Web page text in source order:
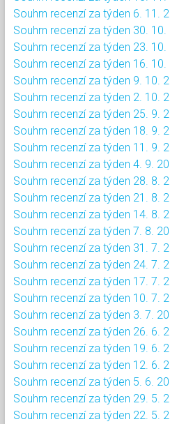
Souhrn recenzí za týden 6. 11.
Souhrn recenzí za týden 30. 10.
Souhrn recenzí za týden 23. 10.
Souhrn recenzí za týden 16. 10.
Souhrn recenzí za týden 9. 10.
Souhrn recenzí za týden 2. 10.
Souhrn recenzí za týden 25. 9.
Souhrn recenzí za týden 18. 9.
Souhrn recenzí za týden 11. 9.
Souhrn recenzí za týden 4. 9.
Souhrn recenzí za týden 28. 8.
Souhrn recenzí za týden 21. 8.
Souhrn recenzí za týden 14. 8.
Souhrn recenzí za týden 7. 8.
Souhrn recenzí za týden 31. 7.
Souhrn recenzí za týden 24. 7.
Souhrn recenzí za týden 17. 7.
Souhrn recenzí za týden 10. 7.
Souhrn recenzí za týden 3. 7.
Souhrn recenzí za týden 26. 6.
Souhrn recenzí za týden 19. 6.
Souhrn recenzí za týden 12. 6.
Souhrn recenzí za týden 5. 6.
Souhrn recenzí za týden 29. 5.
Souhrn recenzí za týden 22. 5.